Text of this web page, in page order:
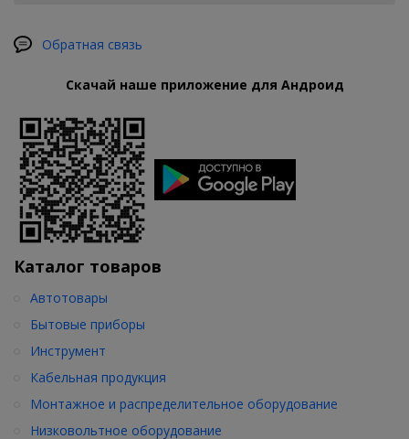
Обратная связь
Скачай наше приложение для Андроид
Каталог товаров
Автотовары
Бытовые приборы
Инструмент
Кабельная продукция
Монтажное и распределительное оборудование
Низковольтное оборудование